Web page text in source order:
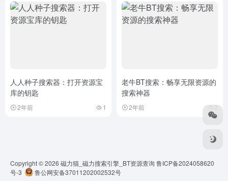
人人种子搜索器：打开资源宝
库的钥匙
2年前 1
老牛BT搜索：畅享无限资源的
搜索神器
2年前 2
Copyright © 2026 磁力猫_磁力搜索引擎_BT资源查询 鲁ICP备2024058620
号-3
鲁公网安备37011202002532号